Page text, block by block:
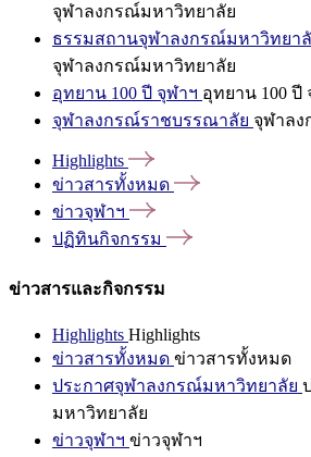
จุฬาลงกรณ์มหาวิทยาลัย
ธรรมสถานจุฬาลงกรณ์มหาวิทยา
จุฬาลงกรณ์มหาวิทยาลัย
อุทยาน 100 ปี จุฬาฯ อุทยาน 100 ปี
จุฬาลงกรณ์ราชบรรณาลัย จุฬาล
Highlights
ข่าวสารทั้งหมด
ข่าวจุฬาฯ
ปฏิทินกิจกรรม
ข่าวสารและกิจกรรม
Highlights Highlights
ข่าวสารทั้งหมด ข่าวสารทั้งหมด
ประกาศจุฬาลงกรณ์มหาวิทยาลัย
มหาวิทยาลัย
ข่าวจุฬาฯ ข่าวจุฬาฯ